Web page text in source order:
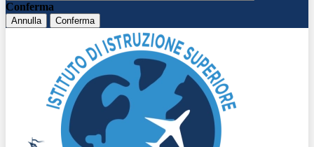
Conferma
Annulla Conferma